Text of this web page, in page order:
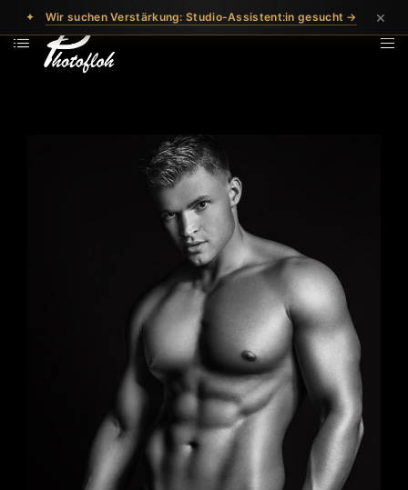
✦ Wir suchen Verstärkung: Studio-Assistent:in gesucht → ×